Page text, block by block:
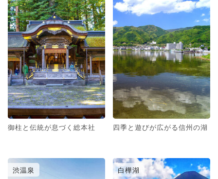
御柱と伝統が息づく総本社 四季と遊びが広がる信州の湖
渋温泉 白樺湖